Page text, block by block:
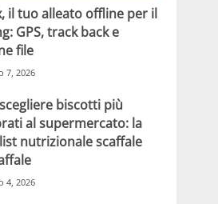
il tuo alleato offline per il
GPS, track back e
file
7, 2026
biscotti più
al supermercato: la
nutrizionale scaffale
4, 2026